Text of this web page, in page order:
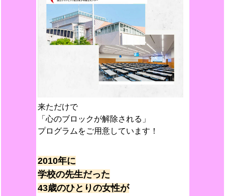
来ただけで
「心のブロックが解除される」
プログラムをご用意しています！
2010年に
学校の先生だった
43歳のひとりの女性が